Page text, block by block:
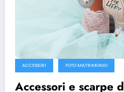
ACCESSORI FOTO MATRIMONIO
Accessori e scarpe